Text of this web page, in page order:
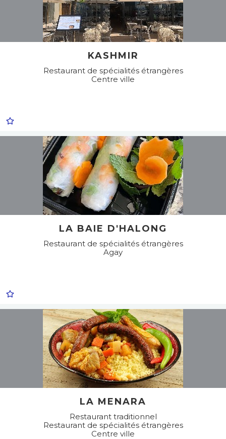
KASHMIR
Restaurant de spécialités étrangères
Centre ville
LA BAIE D'HALONG
Restaurant de spécialités étrangères
Agay
LA MENARA
Restaurant traditionnel
Restaurant de spécialités étrangères
Centre ville